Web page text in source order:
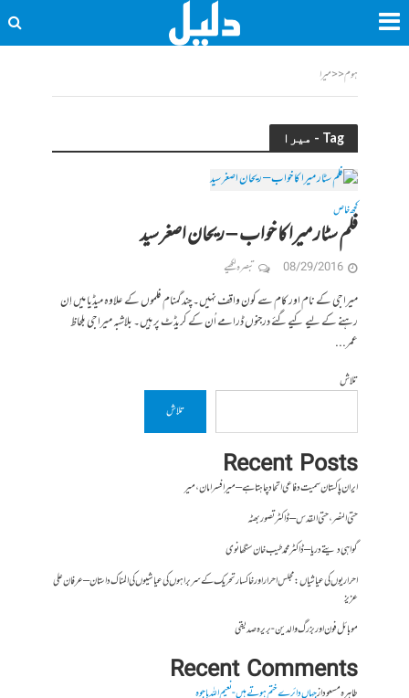
ہوم<<میرا
Tag - میرا
کچھ خاص
فلم سٹار میرا کا خواب – ریحان اصغر سید
08/29/2016 تبصرہ لکھیے
میرا جی کے نام اور کام سے کون واقف نہیں۔ چند گمنام فلموں کے علاوہ میڈیا میں اِن
رہنے کے لیے کیےگئے درجنوں ڈرامے اُن کے کریڈٹ پر ہیں۔ بلاشبہ میرا جی بلحاظ
عمر...
تلاش
تلاش
Recent Posts
ایران پاکستان سمیت دفاعی اتحاد چاہتا ہے – میر افسر امان،میر
حتی النصر ، حتی القدس – ڈاکٹر تصور بھٹہ
گواہی دیتے دریا – ڈاکٹر محمد طیب خان سنگھانوی
احراریوں کی عیاشیاں : مجلس احرار اور خاکسار تحریک کے سربراہوں کی عیاشیوں کی المناک داستان – عرفان علی
عزیز
موبائل فون اور بزرگ والدین- بریرہ صدیقی
Recent Comments